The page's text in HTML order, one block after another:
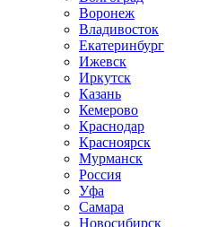
Воронеж
Владивосток
Екатеринбург
Ижевск
Иркутск
Казань
Кемерово
Краснодар
Красноярск
Мурманск
Россия
Уфа
Самара
Новосибирск